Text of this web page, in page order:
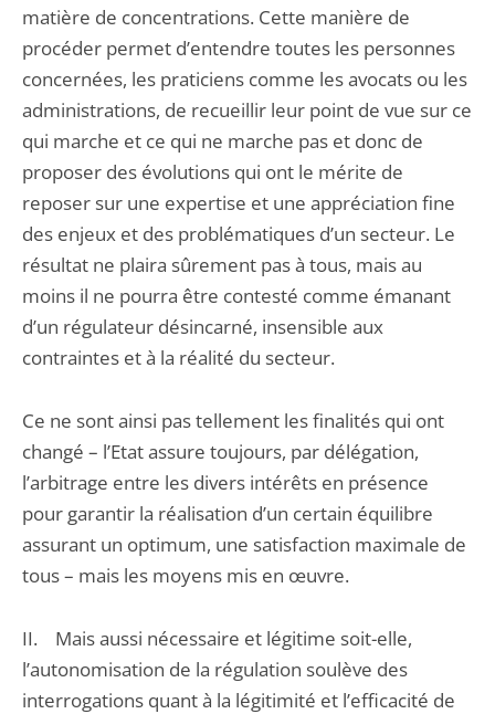
matière de concentrations. Cette manière de
procéder permet d’entendre toutes les personnes
concernées, les praticiens comme les avocats ou les
administrations, de recueillir leur point de vue sur ce
qui marche et ce qui ne marche pas et donc de
proposer des évolutions qui ont le mérite de
reposer sur une expertise et une appréciation fine
des enjeux et des problématiques d’un secteur. Le
résultat ne plaira sûrement pas à tous, mais au
moins il ne pourra être contesté comme émanant
d’un régulateur désincarné, insensible aux
contraintes et à la réalité du secteur.
Ce ne sont ainsi pas tellement les finalités qui ont
changé – l’Etat assure toujours, par délégation,
l’arbitrage entre les divers intérêts en présence
pour garantir la réalisation d’un certain équilibre
assurant un optimum, une satisfaction maximale de
tous – mais les moyens mis en œuvre.
II. Mais aussi nécessaire et légitime soit-elle,
l’autonomisation de la régulation soulève des
interrogations quant à la légitimité et l’efficacité de